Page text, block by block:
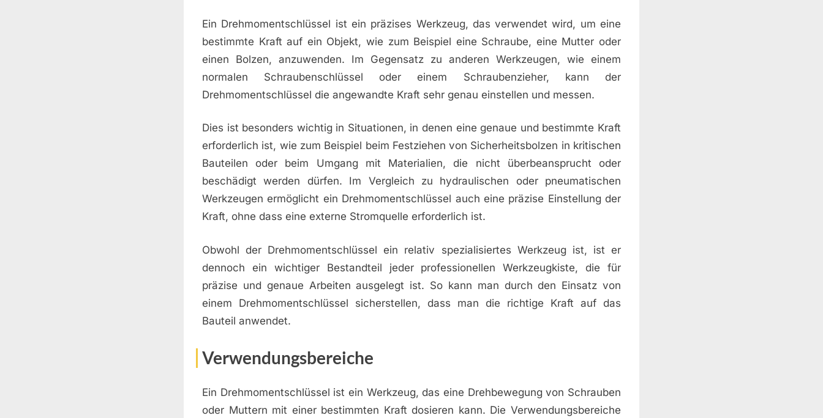
Ein Drehmomentschlüssel ist ein präzises Werkzeug, das verwendet wird, um eine
bestimmte Kraft auf ein Objekt, wie zum Beispiel eine Schraube, eine Mutter oder
einen Bolzen, anzuwenden. Im Gegensatz zu anderen Werkzeugen, wie einem
normalen Schraubenschlüssel oder einem Schraubenzieher, kann der
Drehmomentschlüssel die angewandte Kraft sehr genau einstellen und messen.
Dies ist besonders wichtig in Situationen, in denen eine genaue und bestimmte Kraft
erforderlich ist, wie zum Beispiel beim Festziehen von Sicherheitsbolzen in kritischen
Bauteilen oder beim Umgang mit Materialien, die nicht überbeansprucht oder
beschädigt werden dürfen. Im Vergleich zu hydraulischen oder pneumatischen
Werkzeugen ermöglicht ein Drehmomentschlüssel auch eine präzise Einstellung der
Kraft, ohne dass eine externe Stromquelle erforderlich ist.
Obwohl der Drehmomentschlüssel ein relativ spezialisiertes Werkzeug ist, ist er
dennoch ein wichtiger Bestandteil jeder professionellen Werkzeugkiste, die für
präzise und genaue Arbeiten ausgelegt ist. So kann man durch den Einsatz von
einem Drehmomentschlüssel sicherstellen, dass man die richtige Kraft auf das
Bauteil anwendet.
Verwendungsbereiche
Ein Drehmomentschlüssel ist ein Werkzeug, das eine Drehbewegung von Schrauben
oder Muttern mit einer bestimmten Kraft dosieren kann. Die Verwendungsbereiche